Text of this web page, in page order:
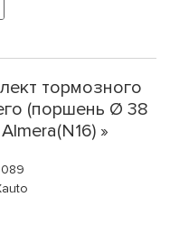
тормозного
(поршень Ø 38
»